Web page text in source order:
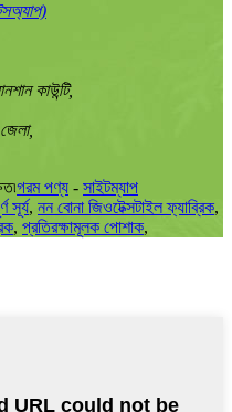
কাউন্টি,
গরম পণ্য - সাইটম্যাপ
সূর্য, নন বোনা জিওটেক্সটাইল ফ্যাব্রিক,
, প্রতিরক্ষামূলক পোশাক,